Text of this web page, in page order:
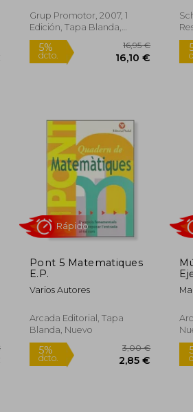
20,02 €
9788479182298 (en
Catalán)
Grup Promotor, 2007, 1
Edición, Tapa Blanda,
Nuevo
dcto.
Pont 5 Matematiques
E.P.
Varios Autores
Arcada Editorial, Tapa
Blanda, Nuevo